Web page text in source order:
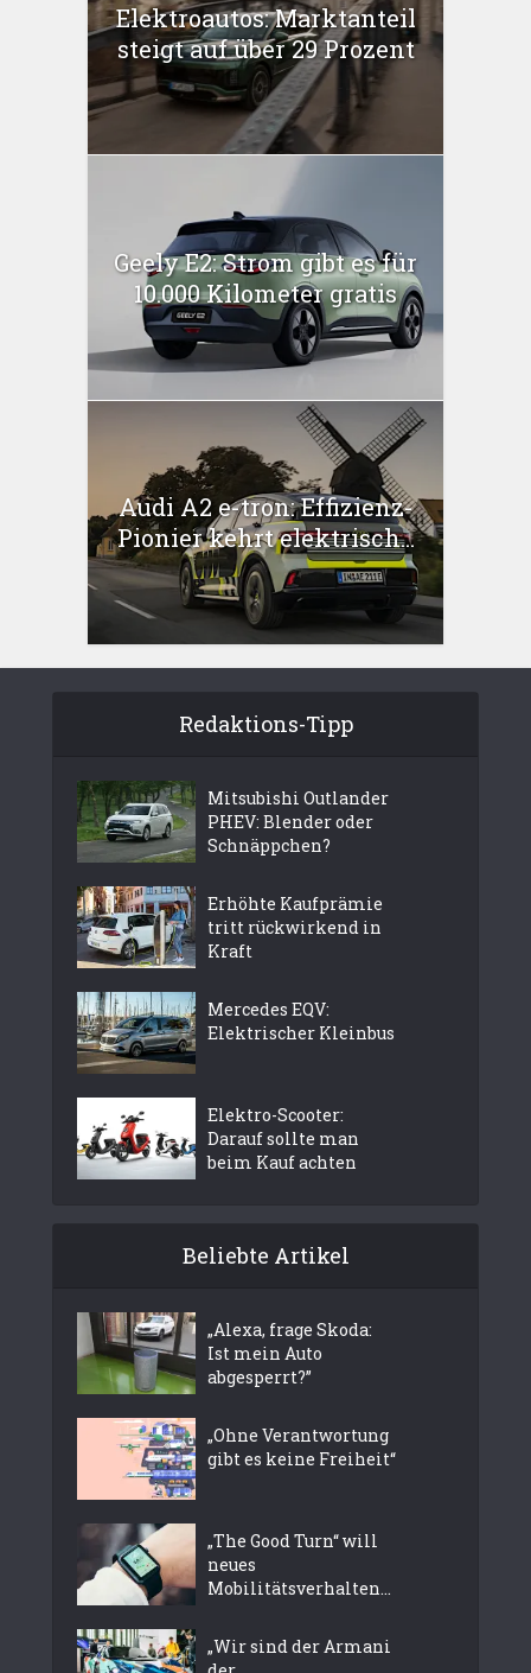
Elektroautos: Marktanteil
steigt auf über 29 Prozent
Geely E2: Strom gibt es für
10.000 Kilometer gratis
Audi A2 e-tron: Effizienz-
Pionier kehrt elektrisch...
Redaktions-Tipp
Mitsubishi Outlander
PHEV: Blender oder
Schnäppchen?
Erhöhte Kaufprämie
tritt rückwirkend in
Kraft
Mercedes EQV:
Elektrischer Kleinbus
Elektro-Scooter:
Darauf sollte man
beim Kauf achten
Beliebte Artikel
„Alexa, frage Skoda:
Ist mein Auto
abgesperrt?”
„Ohne Verantwortung
gibt es keine Freiheit“
„The Good Turn“ will
neues
Mobilitätsverhalten...
„Wir sind der Armani